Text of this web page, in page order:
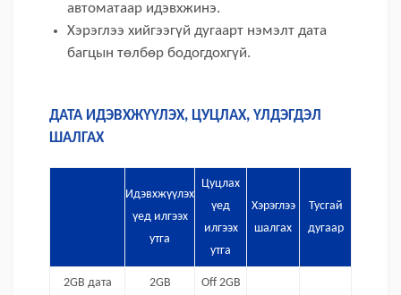
автоматаар идэвхжинэ.
Хэрэглээ хийгээгүй дугаарт нэмэлт дата
багцын төлбөр бодогдохгүй.
ДАТА ИДЭВХЖҮҮЛЭХ, ЦУЦЛАХ, ҮЛДЭГДЭЛ
ШАЛГАХ
Идэвхжүүлэх
үед илгээх
утга
Цуцлах
үед
илгээх
утга
Хэрэглээ
шалгах
Тусгай
дугаар
2GB дата 2GB Off 2GB